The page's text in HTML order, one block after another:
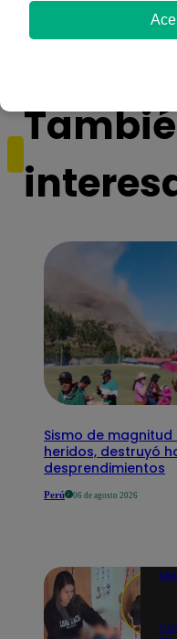
Sismo de magnitud
heridos, destruyó
desprendimientos
Perú 06 de agosto 2026